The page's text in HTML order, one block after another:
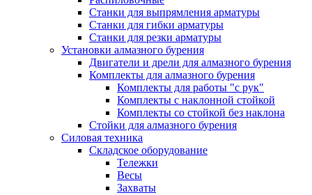
Станки для выпрямления арматуры
Станки для гибки арматуры
Станки для резки арматуры
Установки алмазного бурения
Двигатели и дрели для алмазного бурения
Комплекты для алмазного бурения
Комплекты для работы "с рук"
Комплекты с наклонной стойкой
Комплекты со стойкой без наклона
Стойки для алмазного бурения
Силовая техника
Складское оборудование
Тележки
Весы
Захваты